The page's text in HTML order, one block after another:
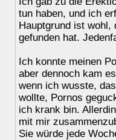
tun haben, und ich
Hauptgrund ist wohl,
gefunden hat.
Ich konnte meinen
aber dennoch kam
wenn ich wusste,
wollte, Pornos
ich krank bin.
mit mir
Sie würde jede